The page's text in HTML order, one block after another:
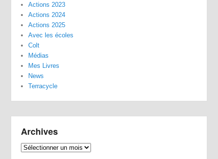
Actions 2023
Actions 2024
Actions 2025
Avec les écoles
Colt
Médias
Mes Livres
News
Terracycle
Archives
Archives